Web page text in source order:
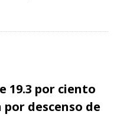
19.3 por ciento
descenso de